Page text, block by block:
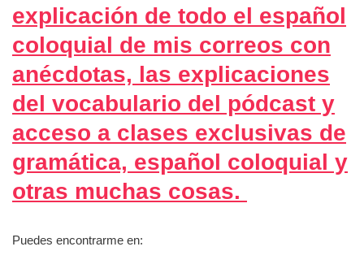
explicación de todo el español
coloquial de mis correos con
anécdotas, las explicaciones
del vocabulario del pódcast y
acceso a clases exclusivas de
gramática, español coloquial y
otras muchas cosas.
Puedes encontrarme en: